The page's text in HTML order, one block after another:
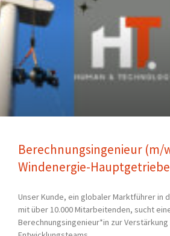
Berechnungsingenieur (m/
Windenergie-Hauptgetriebe
Unser Kunde, ein globaler Marktführer in
mit über 10.000 Mitarbeitenden, sucht
Berechnungsingenieur*in zur